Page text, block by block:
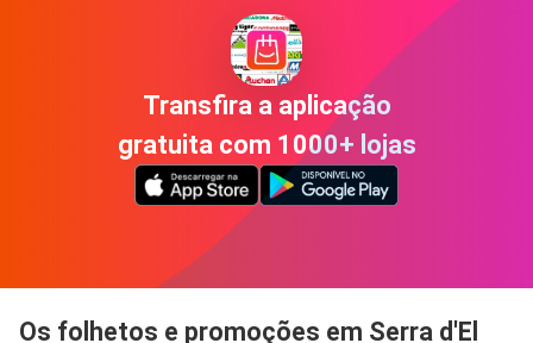
Transfira a aplicação
gratuita com 1000+ lojas
Os folhetos e promoções em Serra d'El